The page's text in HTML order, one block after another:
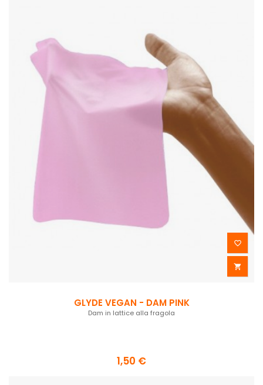


GLYDE VEGAN - DAM PINK
Dam in lattice alla fragola
1,50 €